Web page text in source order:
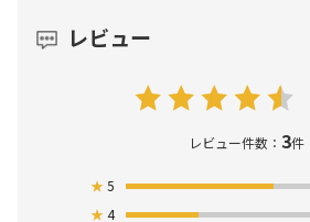
レビュー
レビュー件数：3件
★5
★4